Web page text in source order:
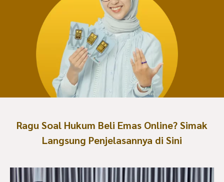
Ragu Soal Hukum Beli Emas Online? Simak
Langsung Penjelasannya di Sini